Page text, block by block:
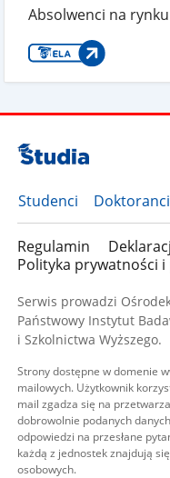
Absolwenci na
Studenci Doktoranci
Regulamin
Polityka prywatności
Serwis prowadzi
Państwowy Instytut
i Szkolnictwa Wyższego.
Strony dostępne w domenie
mailowych. Użytkownik
mail zgadza się na
dobrowolnie podanych
odpowiedzi na przesłane
każdą z jednostek znajdują
osobowych.